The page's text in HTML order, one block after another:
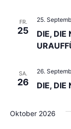
FR.
25
DIE, DIE
25.
SA.
26 DIE, DIE
26.
Oktober 2026